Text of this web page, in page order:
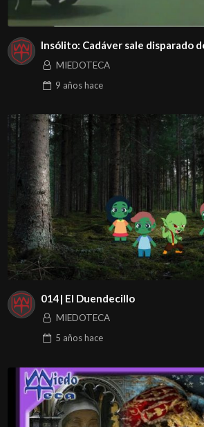
Insólito: Cadáver sale disparado
MIEDOTECA
9 añoshace
014| El Duendecillo
MIEDOTECA
5 añoshace